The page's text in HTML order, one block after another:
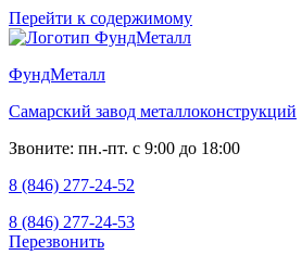
Перейти к содержимому
ФундМеталл
Самарский завод металлоконструкций
Звоните: пн.-пт. с 9:00 до 18:00
8 (846) 277-24-52
8 (846) 277-24-53
Перезвонить